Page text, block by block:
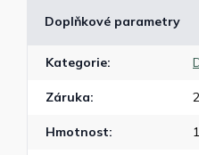
Doplňkové parametry
Kategorie:
Záruka:
Hmotnost: